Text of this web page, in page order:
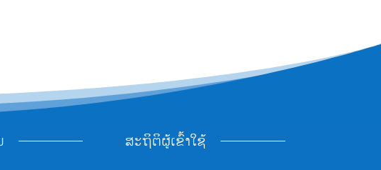
ສະຖິຕິຜູ້ເຂົ້າໃຊ້